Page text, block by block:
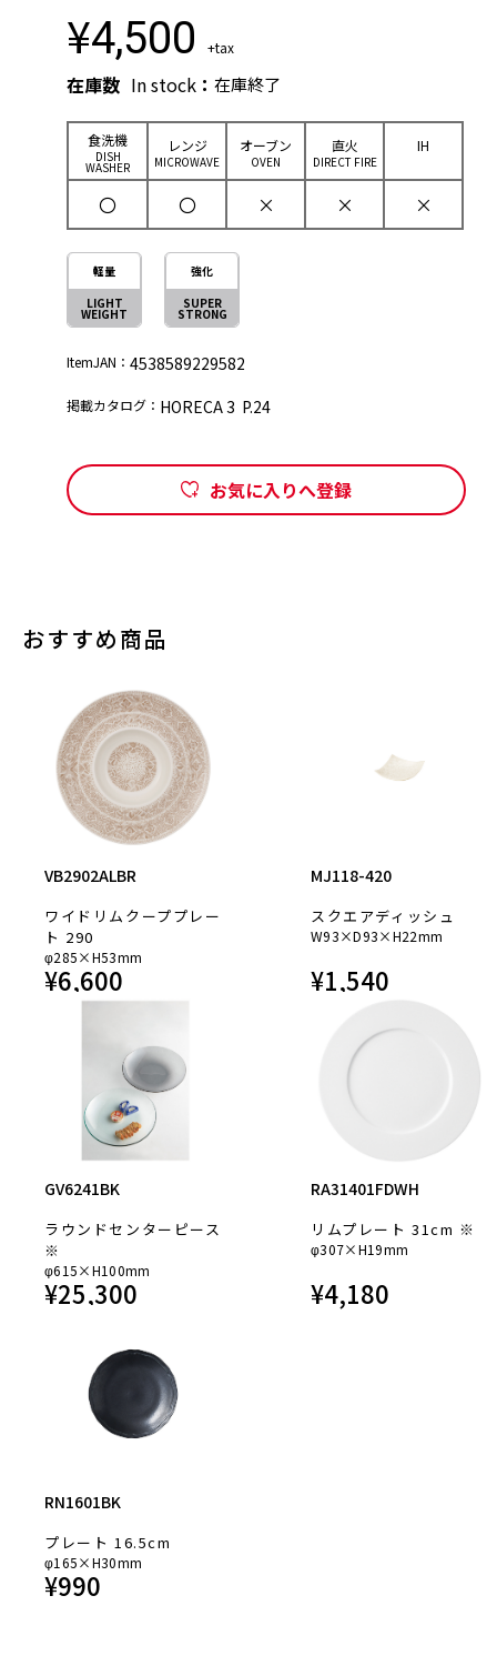
¥4,500 +tax
在庫数 In stock ： 在庫終了
⾷洗機
DISH
WASHER
レンジ
MICROWAVE
オーブン
OVEN
直⽕
DIRECT FIRE
IH
〇 〇 × × ×
軽量
LIGHT
WEIGHT
強化
SUPER
STRONG
ItemJAN： 4538589229582
掲載カタログ： HORECA 3 P.24
お気に入りへ登録
おすすめ商品
VB2902ALBR
ワイドリムクーププレー
ト 290
φ285×H53mm
¥6,600
MJ118-420
スクエアディッシュ
W93×D93×H22mm
¥1,540
GV6241BK
ラウンドセンターピース
※
φ615×H100mm
¥25,300
RA31401FDWH
リムプレート 31cm ※
φ307×H19mm
¥4,180
RN1601BK
プレート 16.5cm
φ165×H30mm
¥990